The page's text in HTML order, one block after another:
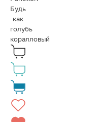
Будь
как
голубь
коралловый